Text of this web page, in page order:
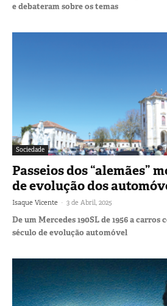
e debateram sobre os temas
Sociedade
Passeios dos “alemães”
de evolução dos
Isaque Vicente - 3 de Abril, 2025
De um Mercedes 190SL de 1956 a carros
século de evolução automóvel